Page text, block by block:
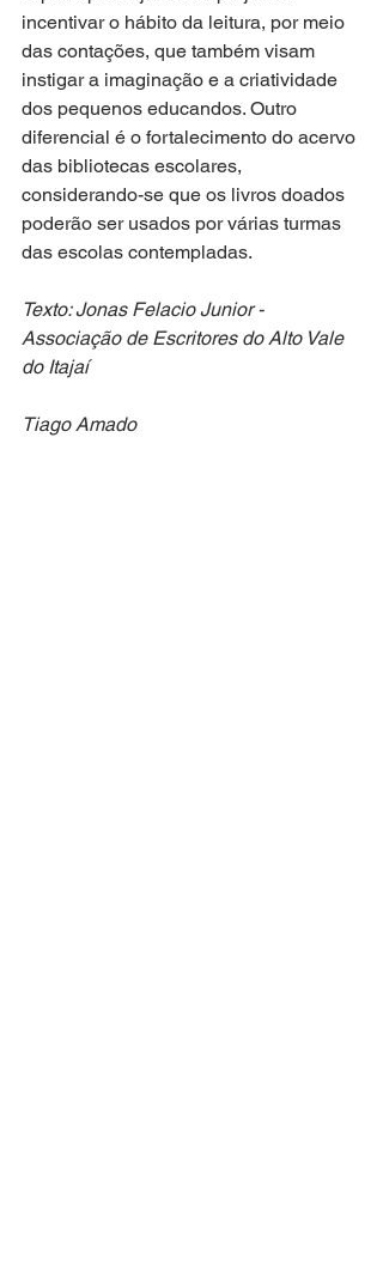
incentivar o hábito da leitura, por meio
das contações, que também visam
instigar a imaginação e a criatividade
dos pequenos educandos. Outro
diferencial é o fortalecimento do acervo
das bibliotecas escolares,
considerando-se que os livros doados
poderão ser usados por várias turmas
das escolas contempladas.
Texto: Jonas Felacio Junior -
Associação de Escritores do Alto Vale
do Itajaí
Tiago Amado